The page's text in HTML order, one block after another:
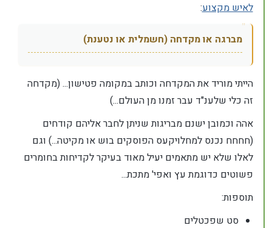
לאיש מקצוע:
מברגה או מקדחה (חשמלית או נטענת)
הייתי מוריד את המקדחה וכותב במקומה פטישון... (מקדחה
זה כלי שלענ"ד עבר זמנו מן העולם...)
אהה וכמובן ישנם מבריגות שניתן לחבר אליהם קודחים
(חחחח נכנס למחלויקעס הפוסקים בוש או מקיטה...) וגם
לאלו שלא יש מתאמים יעיל מאוד בעיקר לקדיחות בחומרים
פשוטים כדוגמת עץ ואפי' מתכת...
תוספות:
סט שפכטלים